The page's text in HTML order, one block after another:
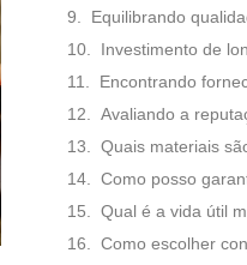
Equilibrando
Investimento de
Encontrando
Avaliando a
Quais materiais
Como posso
Qual é a vida útil
Como escolher